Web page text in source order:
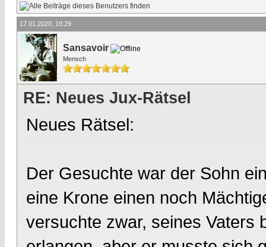
17.01.2020, 18:29
Sansavoir
Mensch
RE: Neues Jux-Rätsel
Neues Rätsel:
Der Gesuchte war der Sohn
eine Krone einen noch
versuchte zwar, seines Vaters